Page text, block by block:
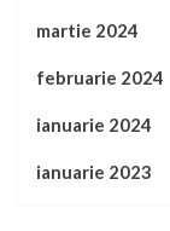
martie 2024
februarie 2024
ianuarie 2024
ianuarie 2023